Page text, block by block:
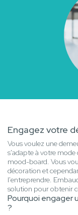
Engagez votre
Vous voulez une
s'adapte à votre mode
mood-board. Vous
décoration et
l'entreprendre.
solution pour obtenir
Pourquoi engager
?